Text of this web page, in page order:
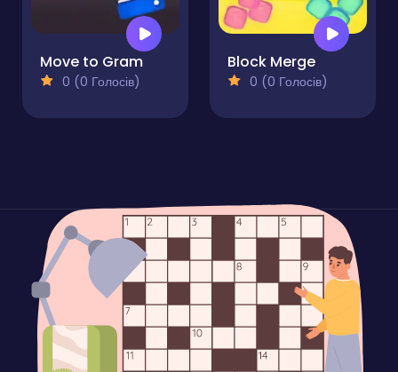
Move to Gram
0 (0 Голосів)
Block Merge
0 (0 Голосів)